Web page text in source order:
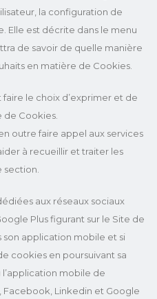
la configuration de
Elle est décrite dans le menu
de savoir de quelle manière
en matière de Cookies.
le choix d’exprimer et de
de Cookies.
outre faire appel aux services
à recueillir et traiter les
aux réseaux sociaux
Plus figurant sur le Site de
son application mobile et si
cookies en poursuivant sa
mobile de
Facebook, Linkedin et Google